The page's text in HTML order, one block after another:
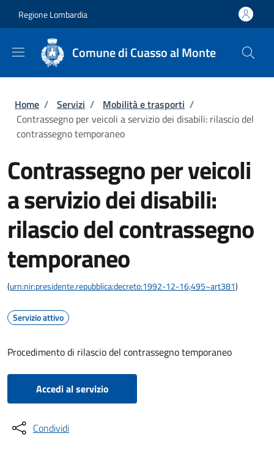
Regione Lombardia
Comune di Cuasso al Monte
Briciole di pane
Home / Servizi / Mobilità e trasporti /
Contrassegno per veicoli a servizio dei disabili: rilascio del
contrassegno temporaneo
Contrassegno per veicoli
a servizio dei disabili:
rilascio del contrassegno
temporaneo
(urn:nir:presidente.repubblica:decreto:1992-12-16;495~art381)
Servizio attivo
Procedimento di rilascio del contrassegno temporaneo
Accedi al servizio
Condividi